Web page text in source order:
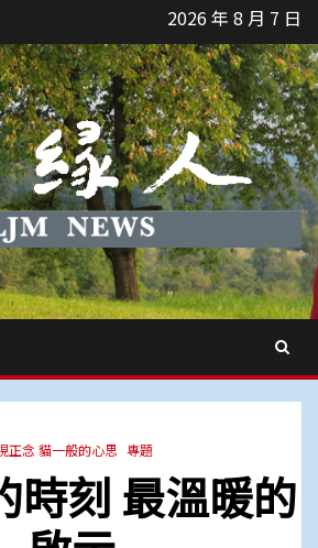
2026 年 8 月 7 日
正念 貓一般的心思 專題
時刻 最溫暖的